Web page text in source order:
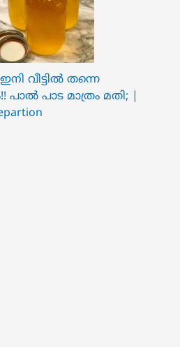
വീട്ടിൽ തന്നെ
പാൽ പാട മാത്രം മതി; |